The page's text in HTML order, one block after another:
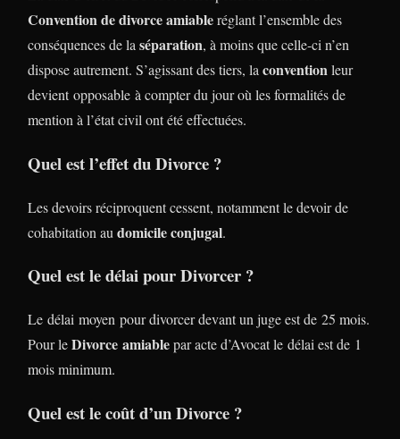
Convention de divorce amiableréglant l’ensemble des
conséquences de laséparation, à moins que celle-ci n’en
dispose autrement. S’agissant des tiers, laconventionleur
devient opposable à compter du jour où les formalités de
mention à l’état civil ont été effectuées.
Quel est l’effet du Divorce ?
Les devoirs réciproquent cessent, notamment le devoir de
cohabitation au domicile conjugal.
Quel est le délai pour Divorcer ?
Le délai moyen pour divorcer devant un juge est de 25 mois.
Pour leDivorce amiablepar acte d’Avocat le délai est de 1
mois minimum.
Quel est le coût d’un Divorce ?